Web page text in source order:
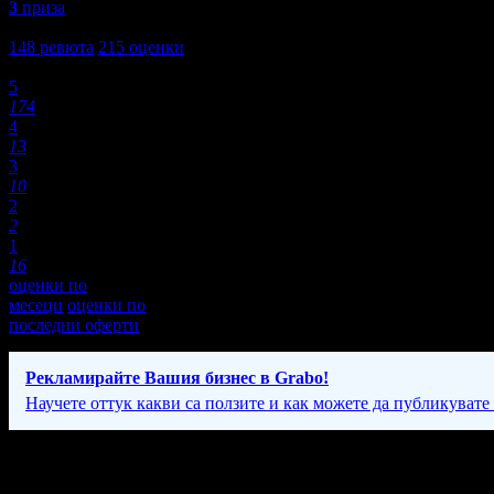
3 приза
148 ревюта 215 оценки
5
174
4
13
3
10
2
2
1
16
оценки по
месеци оценки по
последни оферти
Рекламирайте Вашия бизнес в Grabo!
Научете оттук какви са ползите и как можете да публикувате